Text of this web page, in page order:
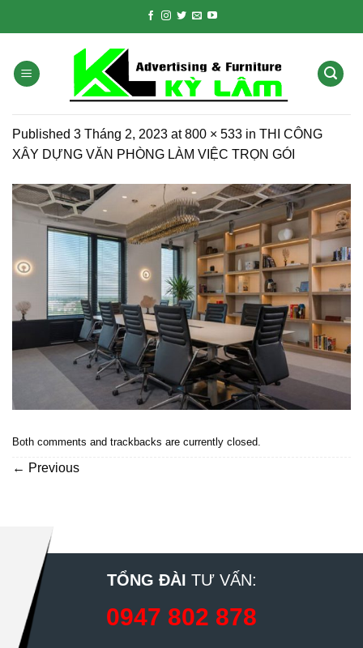
Published 3 Tháng 2, 2023 at800 × 533 in THI CÔNG
XÂY DỰNG VĂN PHÒNG LÀM VIỆC TRỌN GÓI
Both comments and trackbacks are currently closed.
← Previous
TỔNG ĐÀI TƯ VẤN:
0947 802 878